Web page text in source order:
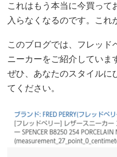
これはもう本当に今買って
入らなくなるのです。これ
このブログでは、フレッド
ニーカーをご紹介していま
ぜひ、あなたのスタイルに
てください。